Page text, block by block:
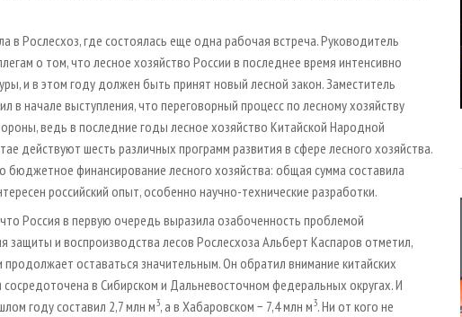
в Рослесхоз, где состоялась еще одна рабочая встреча. Руководитель
о том, что лесное хозяйство России в последнее время интенсивно
и в этом году должен быть принят новый лесной закон. Заместитель
в начале выступления, что переговорный процесс по лесному хозяйству
ведь в последние годы лесное хозяйство Китайской Народной
действуют шесть различных программ развития в сфере лесного хозяйства.
бюджетное финансирование лесного хозяйства: общая сумма составила
российский опыт, особенно научно-технические разработки.
Россия в первую очередь выразила озабоченность проблемой
защиты и воспроизводства лесов Рослесхоза Альберт Каспаров отметил,
оставаться значительным. Он обратил внимание китайских
в Сибирском и Дальневосточном федеральных округах. И
году составил 2,7 млн м3, а в Хабаровском − 7,4 млн м3. Ни от кого не